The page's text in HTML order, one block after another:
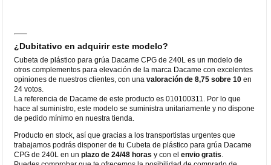
¿Dubitativo en adquirir este modelo?
Cubeta de plástico para grúa Dacame CPG de 240L es un modelo de
otros complementos para elevación de la marca Dacame con excelentes
opiniones de nuestros clientes, con unavaloración de 8,75 sobre 10 en
24 votos.
La referencia de Dacame de este producto es 010100311. Por lo que
hace al suministro, este modelo se suministra unitariamente y no dispone
de pedido mínimo en nuestra tienda.
Producto en stock, así que gracias a los transportistas urgentes que
trabajamos podrás disponer de tu Cubeta de plástico para grúa Dacame
CPG de 240L en unplazo de 24/48 horas y con elenvio gratis